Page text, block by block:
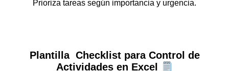
Prioriza tareas según importancia y urgencia.
Plantilla Checklist para Control de
Actividades en Excel